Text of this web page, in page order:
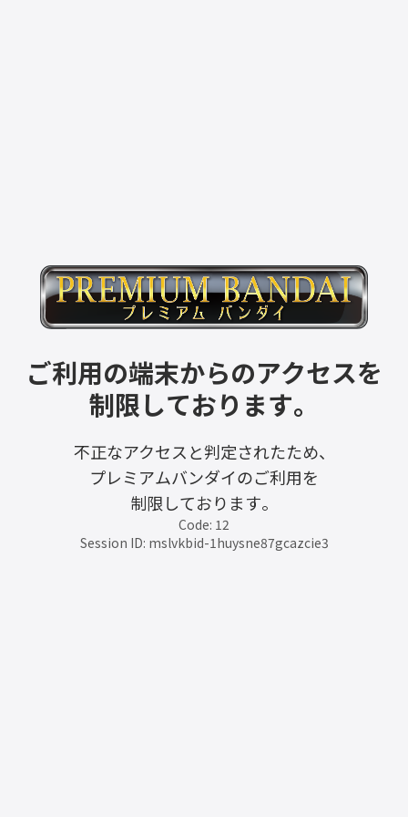
ご利用の端末からのアクセスを
制限しております。
不正なアクセスと判定されたため、
プレミアムバンダイのご利用を
制限しております。
Code: 12
Session ID: mslvkbid-1huysne87gcazcie3